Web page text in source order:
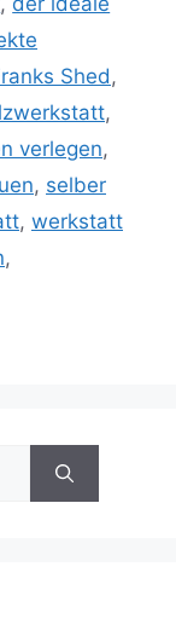
Shed,
,
verlegen,
, selber
, werkstatt
,